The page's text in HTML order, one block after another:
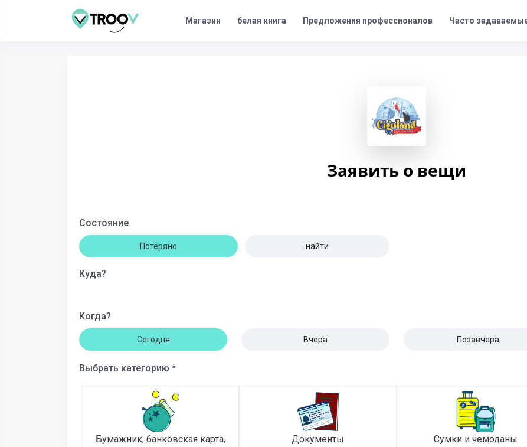
Магазин белая книга Предложения профессионалов Часто
Заявить о вещи
Состояние
Потеряно найти
Куда?
Когда?
Сегодня Вчера Позавчера
Выбрать категорию *
Бумажник, банковская карта,
Документы Сумки и чемоданы